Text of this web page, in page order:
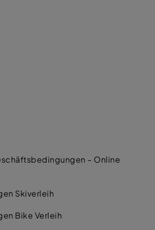
– Online
Skiverleih
Bike Verleih